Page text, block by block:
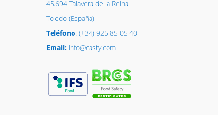
45.694 Talavera de la Reina
Toledo (España)
Teléfono: (+34) 925 85 05 40
Email:info@casty.com